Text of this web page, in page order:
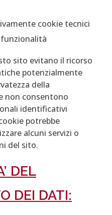
cookie tecnici
funzionalità
sito evitano il ricorso
potenzialmente
della
non consentono
identificativi
potrebbe
alcuni servizi o
del sito.
DEL
DEI DATI: